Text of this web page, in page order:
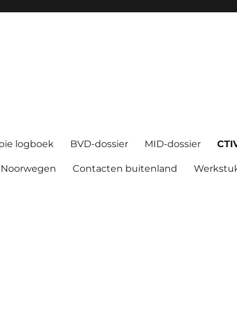
logboek BVD-dossier MID-dossier
Noorwegen Contacten buitenland